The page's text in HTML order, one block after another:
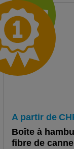
A partir de
Boîte à
fibre de